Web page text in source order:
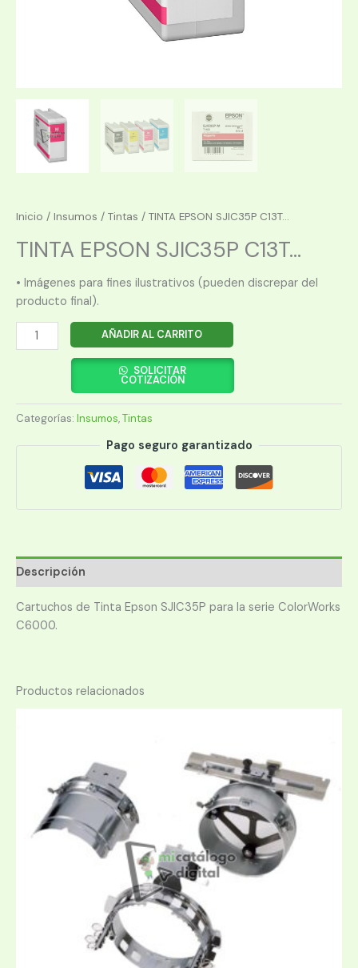
Inicio / Insumos / Tintas / TINTA EPSON SJIC35P C13T...
TINTA EPSON SJIC35P C13T...
• Imágenes para fines ilustrativos (pueden discrepar del
producto final).
TINTA
EPSON
MAGENTA
(C6000)
AÑADIR AL CARRITO
SOLICITAR
COTIZACIÓN
Categorías: Insumos,Tintas
Pago seguro garantizado
Descripción
Cartuchos de Tinta Epson SJIC35P para la serie ColorWorks
C6000.
Productos relacionados